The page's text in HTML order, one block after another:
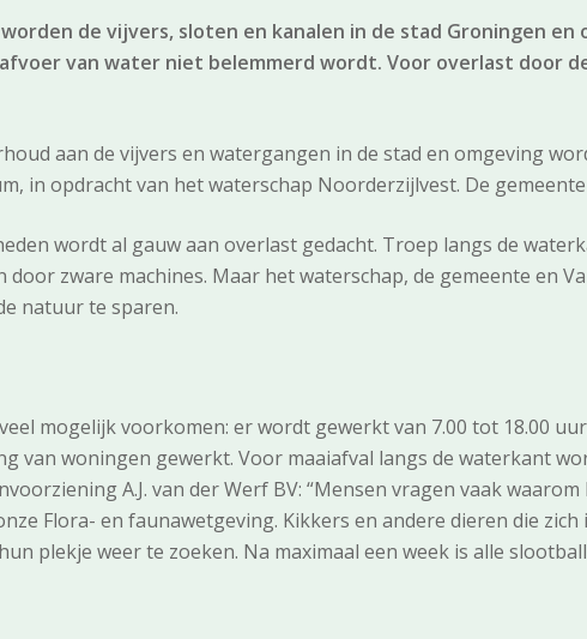
de vijvers, sloten en kanalen in de stad Groningen
van water niet belemmerd wordt. Voor overlast door
aan de vijvers en watergangen in de stad en omgeving
in opdracht van het waterschap Noorderzijlvest. De
wordt al gauw aan overlast gedacht. Troep langs de
zware machines. Maar het waterschap, de gemeente en
natuur te sparen.
mogelijk voorkomen: er wordt gewerkt van 7.00 tot 18.00
van woningen gewerkt. Voor maaiafval langs de waterkant
A.J. van der Werf BV: “Mensen vragen vaak
Flora- en faunawetgeving. Kikkers en andere dieren die
plekje weer te zoeken. Na maximaal een week is alle